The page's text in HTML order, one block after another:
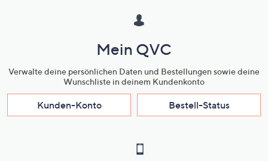
Mein QVC
Verwalte deine persönlichen Daten und Bestellungen sowie deine
Wunschliste in deinem Kundenkonto
Kunden-Konto Bestell-Status